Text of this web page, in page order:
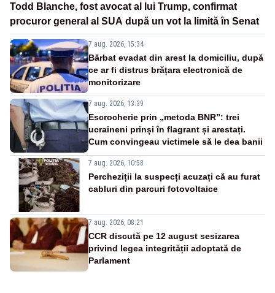
Todd Blanche, fost avocat al lui Trump, confirmat
procuror general al SUA după un vot la limită în Senat
7 aug. 2026, 15:34
Bărbat evadat din arest la domiciliu, după
ce ar fi distrus brățara electronică de
monitorizare
7 aug. 2026, 13:39
Escrocherie prin „metoda BNR”: trei
ucraineni prinși în flagrant și arestați.
Cum convingeau victimele să le dea banii
7 aug. 2026, 10:58
Percheziții la suspecți acuzați că au furat
cabluri din parcuri fotovoltaice
7 aug. 2026, 08:21
CCR discută pe 12 august sesizarea
privind legea integrității adoptată de
Parlament